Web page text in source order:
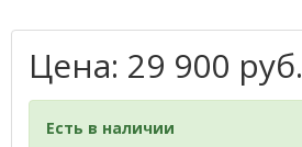
Цена: 29 900 руб.
Есть в наличии